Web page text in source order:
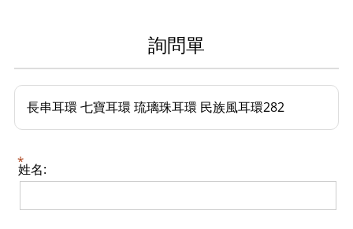
詢問單
長串耳環 七寶耳環 琉璃珠耳環 民族風耳環282
姓名: